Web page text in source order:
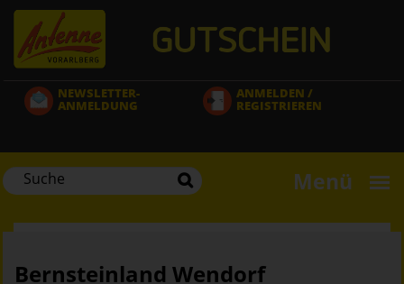
Direkt
Inhalt
NEWSLETTER-
ANMELDUNG
ANMELDEN /
REGISTRIEREN
Menü
Bernsteinland Wendorf